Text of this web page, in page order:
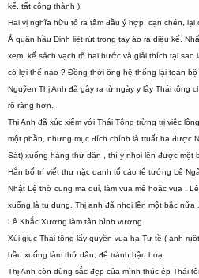
kế, tất công thành ).
Hai vị nghĩa hữu tỏ ra tâm đầu ý hợp, cạn chén, lại
Á quân hầu Đinh liệt rút trong tay áo ra diệu kế.
xem, kế sách vạch rõ hai bước và giải thích tại sao
có lợi thế nào ? Đồng thời ông hệ thống lại toàn
Nguỹen Thị Anh đã gây ra từ ngày y lấy Thái tông
rõ ràng hơn.
Thị Anh đã xúc xiểm với Thái Tông trừng trị việc
một phần, nhưng mục đích chính là truất hạ được
Sát) xuống hàng thứ dân , thì y nhoi lên được một
Hắn bố trí viết thư nặc danh tố cáo tể tướng Lê
Nhật Lệ thờ cung ma quỉ, làm vua mê hoặc vua .
xuống là tu dung. Thị anh đã nhoi lên một bậc
Lê Khắc Xương làm tân bình vương.
Xúi giục Thái tông lấy quyền vua hạ Tư tề ( anh
hầu xuống làm thứ dân, để tránh hậu hoạ.
Thị Anh còn dùng sắc đẹp của mình thúc ép Thái